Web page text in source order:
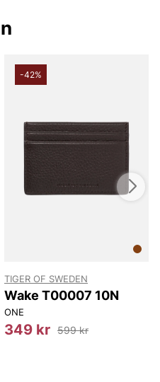
-42%
TIGER OF SWEDEN
Wake T00007 10N
ONE
349 kr 599 kr